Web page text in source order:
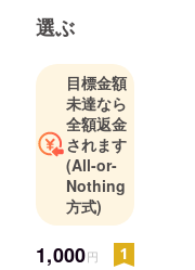
選ぶ
目標金額
未達なら
全額返金
されます
(All-or-
Nothing
方式)
1,000円